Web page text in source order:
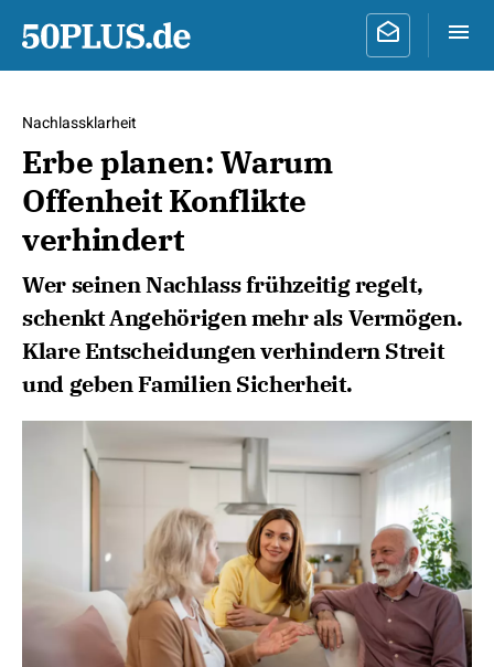
Nachlassklarheit
Erbe planen: Warum
Offenheit Konflikte
verhindert
Wer seinen Nachlass frühzeitig regelt,
schenkt Angehörigen mehr als Vermögen.
Klare Entscheidungen verhindern Streit
und geben Familien Sicherheit.